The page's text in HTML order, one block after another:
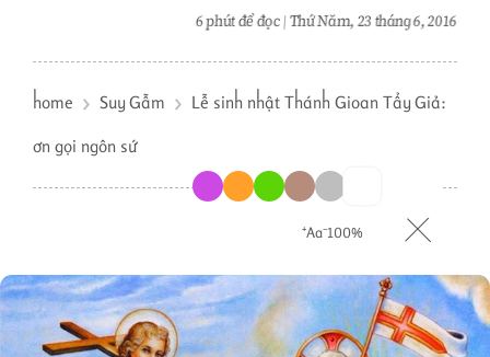
6 phút để đọc Thứ Năm, 23 tháng 6, 2016
home Suy Gẫm Lễ sinh nhật Thánh Gioan Tẩy Giả:
ơn gọi ngôn sứ
⁺Aa⁻100%